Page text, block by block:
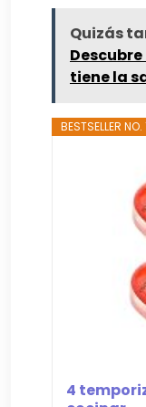
Quizás
tiene la
BESTSELLER NO.
4